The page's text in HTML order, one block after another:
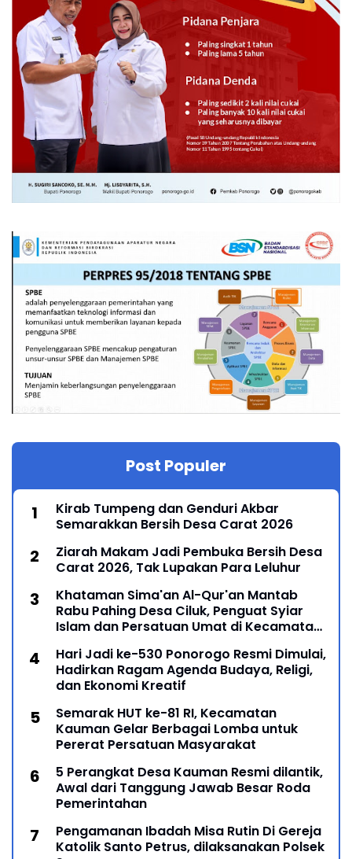
Post Populer
Kirab Tumpeng dan Genduri Akbar
Semarakkan Bersih Desa Carat 2026
Ziarah Makam Jadi Pembuka Bersih Desa
Carat 2026, Tak Lupakan Para Leluhur
Khataman Sima'an Al-Qur'an Mantab
Rabu Pahing Desa Ciluk, Penguat Syiar
Islam dan Persatuan Umat di Kecamatan
Hari Jadi ke-530 Ponorogo Resmi Dimulai,
Hadirkan Ragam Agenda Budaya, Religi,
dan Ekonomi Kreatif
Semarak HUT ke-81 RI, Kecamatan
Kauman Gelar Berbagai Lomba untuk
Pererat Persatuan Masyarakat
5 Perangkat Desa Kauman Resmi dilantik,
Awal dari Tanggung Jawab Besar Roda
Pemerintahan
Pengamanan Ibadah Misa Rutin Di Gereja
Katolik Santo Petrus, dilaksanakan Polsek